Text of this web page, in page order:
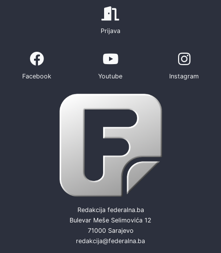
Prijava
Facebook Youtube Instagram
Redakcija federalna.ba
Bulevar Meše Selimovića 12
71000 Sarajevo
redakcija@federalna.ba